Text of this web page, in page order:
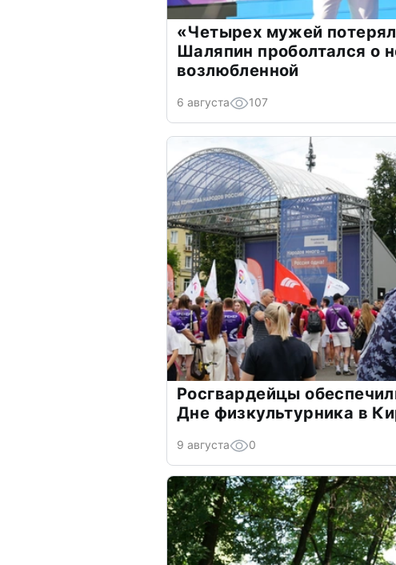
«Четырех мужей
Шаляпин проболтался о
возлюбленной
6 августа 107
Росгвардейцы
Дне физкультурника в
9 августа 0